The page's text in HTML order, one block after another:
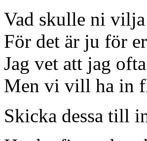
Vad skulle ni
För det är ju för
Jag vet att jag
Men vi vill ha in
Skicka dessa till